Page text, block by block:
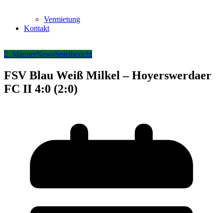
Vermietung
Kontakt
2. MännerNewsSpielbericht
FSV Blau Weiß Milkel – Hoyerswerdaer
FC II 4:0 (2:0)